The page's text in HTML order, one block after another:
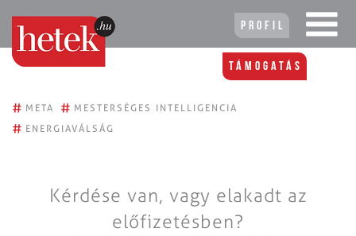
Profil
Támogatás
# META # MESTERSÉGES INTELLIGENCIA
# ENERGIAVÁLSÁG
Kérdése van, vagy elakadt az
előfizetésben?